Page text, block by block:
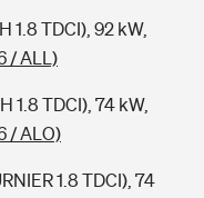
1.8 TDCI), 92 kW,
/ ALL)
1.8 TDCI), 74 kW,
/ ALO)
1.8 TDCI), 74